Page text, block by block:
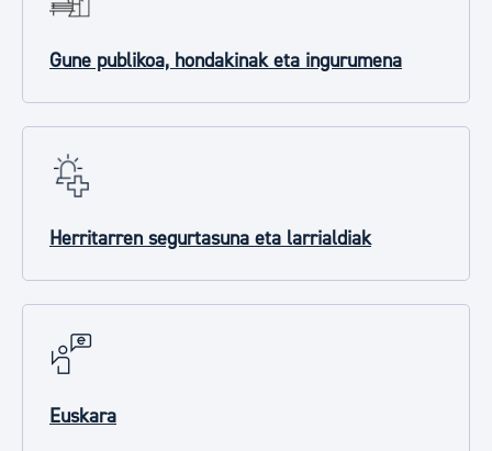
Gune publikoa, hondakinak eta ingurumena
Herritarren segurtasuna eta larrialdiak
Euskara